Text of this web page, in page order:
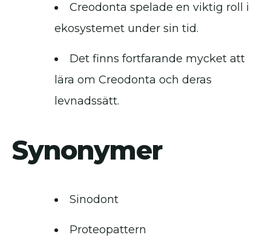
Creodonta spelade en viktig roll i
ekosystemet under sin tid.
Det finns fortfarande mycket att
lära om Creodonta och deras
levnadssätt.
Synonymer
Sinodont
Proteopattern